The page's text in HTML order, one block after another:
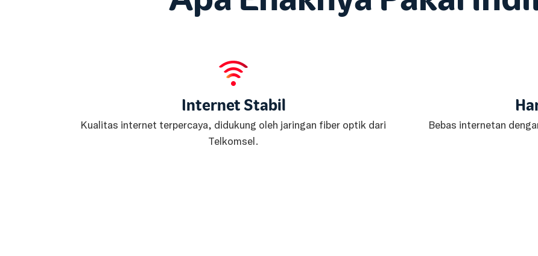
Internet Stabil
Kualitas internet terpercaya, didukung oleh jaringan fiber optik dari
Telkomsel.
Bebas internetan